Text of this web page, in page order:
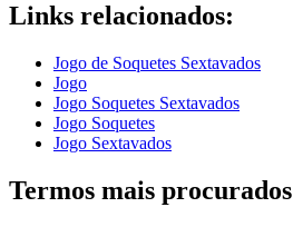
Links relacionados:
Jogo de Soquetes Sextavados
Jogo
Jogo Soquetes Sextavados
Jogo Soquetes
Jogo Sextavados
Termos mais procurados